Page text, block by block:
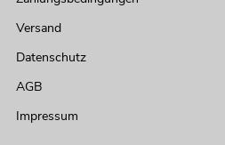
Versand
Datenschutz
AGB
Impressum